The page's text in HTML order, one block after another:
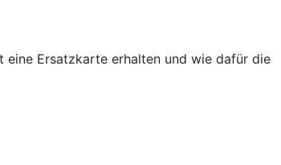
eine Ersatzkarte erhalten und wie dafür die